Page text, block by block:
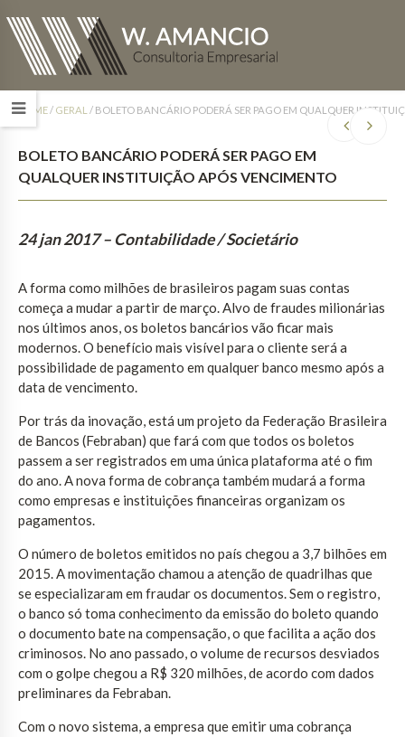
HOME/ GERAL / BOLETO BANCÁRIO PODERÁ SER PAGO EM QUALQUER
BOLETO BANCÁRIO PODERÁ SER PAGO EM
QUALQUER INSTITUIÇÃO APÓS VENCIMENTO
24 jan 2017 – Contabilidade / Societário
A forma como milhões de brasileiros pagam suas contas
começa a mudar a partir de março. Alvo de fraudes milionárias
nos últimos anos, os boletos bancários vão ficar mais
modernos. O benefício mais visível para o cliente será a
possibilidade de pagamento em qualquer banco mesmo após a
data de vencimento.
Por trás da inovação, está um projeto da Federação Brasileira
de Bancos (Febraban) que fará com que todos os boletos
passem a ser registrados em uma única plataforma até o fim
do ano. A nova forma de cobrança também mudará a forma
como empresas e instituições financeiras organizam os
pagamentos.
O número de boletos emitidos no país chegou a 3,7 bilhões em
2015. A movimentação chamou a atenção de quadrilhas que
se especializaram em fraudar os documentos. Sem o registro,
o banco só toma conhecimento da emissão do boleto quando
o documento bate na compensação, o que facilita a ação dos
criminosos. No ano passado, o volume de recursos desviados
com o golpe chegou a R$ 320 milhões, de acordo com dados
preliminares da Febraban.
Com o novo sistema, a empresa que emitir uma cobrança